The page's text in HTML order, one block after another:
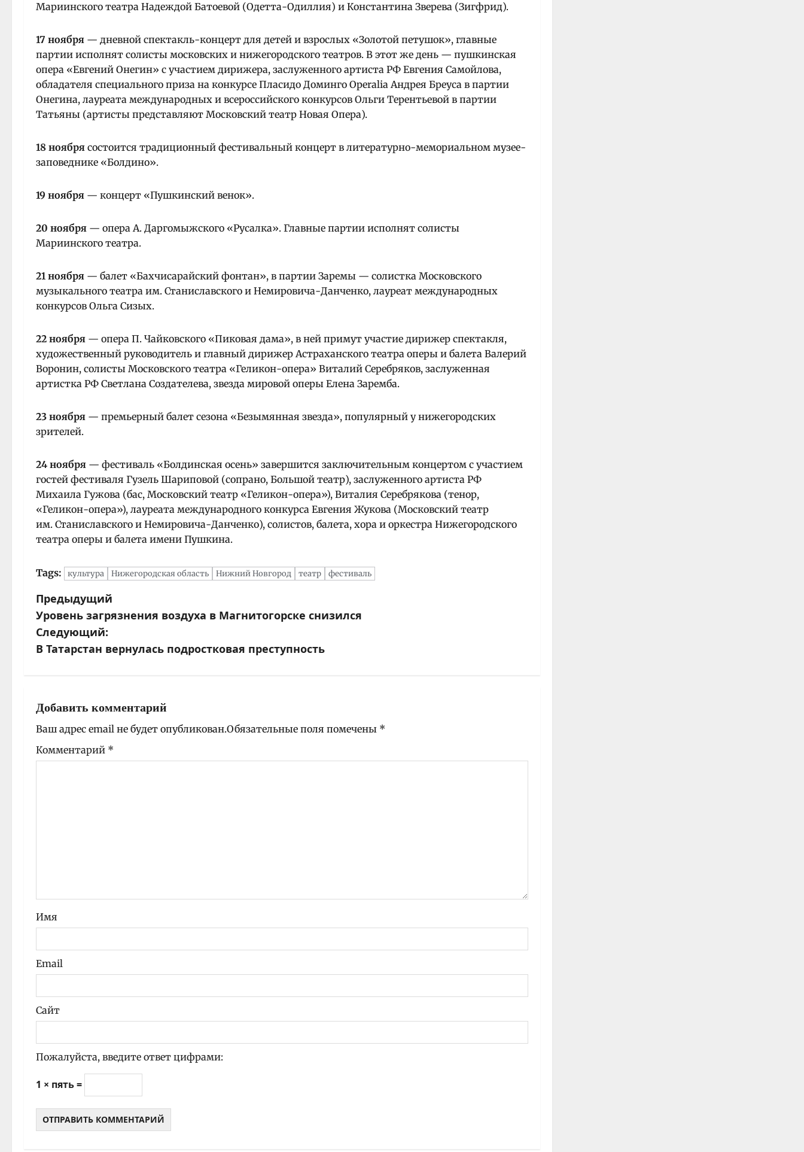
Мариинского театра Надеждой Батоевой (Одетта-Одиллия) и Константина Зверева (Зигфрид).
17 ноября — дневной спектакль-концерт для детей и взрослых «Золотой петушок», главные
партии исполнят солисты московских и нижегородского театров. В этот же день — пушкинская
опера «Евгений Онегин» с участием дирижера, заслуженного артиста РФ Евгения Самойлова,
обладателя специального приза на конкурсе Пласидо Доминго Operalia Андрея Бреуса в партии
Онегина, лауреата международных и всероссийского конкурсов Ольги Терентьевой в партии
Татьяны (артисты представляют Московский театр Новая Опера).
18 ноября состоится традиционный фестивальный концерт в литературно-мемориальном музее-
заповеднике «Болдино».
19 ноября — концерт «Пушкинский венок».
20 ноября — опера А. Даргомыжского «Русалка». Главные партии исполнят солисты
Мариинского театра.
21 ноября — балет «Бахчисарайский фонтан», в партии Заремы — солистка Московского
музыкального театра им. Станиславского и Немировича-Данченко, лауреат международных
конкурсов Ольга Сизых.
22 ноября — опера П. Чайковского «Пиковая дама», в ней примут участие дирижер спектакля,
художественный руководитель и главный дирижер Астраханского театра оперы и балета Валерий
Воронин, солисты Московского театра «Геликон-опера» Виталий Серебряков, заслуженная
артистка РФ Светлана Создателева, звезда мировой оперы Елена Заремба.
23 ноября — премьерный балет сезона «Безымянная звезда», популярный у нижегородских
зрителей.
24 ноября — фестиваль «Болдинская осень» завершится заключительным концертом с участием
гостей фестиваля Гузель Шариповой (сопрано, Большой театр), заслуженного артиста РФ
Михаила Гужова (бас, Московский театр «Геликон-опера»), Виталия Серебрякова (тенор,
«Геликон-опера»), лауреата международного конкурса Евгения Жукова (Московский театр
им. Станиславского и Немировича-Данченко), солистов, балета, хора и оркестра Нижегородского
театра оперы и балета имени Пушкина.
Tags: культура Нижегородская область Нижний Новгород театр фестиваль
Н
а
в
г
а
ц
и
с
и
Предыдущий
Уровень загрязнения воздуха в Магнитогорске снизился
Следующий:
В Татарстан вернулась подростковая преступность
Добавить комментарий
Ваш адрес email не будет опубликован.Обязательные поля помечены *
Комментарий *
Имя
Email
Сайт
Пожалуйста, введите ответ цифрами:
1 × пять =